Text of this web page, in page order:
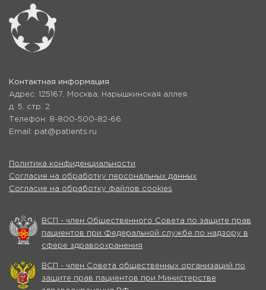
Контактная информация
Адрес: 125167, Москва, Нарышкинская аллея
д. 5, стр. 2
Телефон: 8-800-500-82-66
Email: pat@patients.ru
Политика конфиденциальности
Согласие на обработку персональных данных
Согласие на обработку файлов cookies
ВСП - член Общественного Совета по защите прав
пациентов при Федеральной службе по надзору в
сфере здравоохранения
ВСП - член Совета общественных организаций по
защите прав пациентов при Министерстве